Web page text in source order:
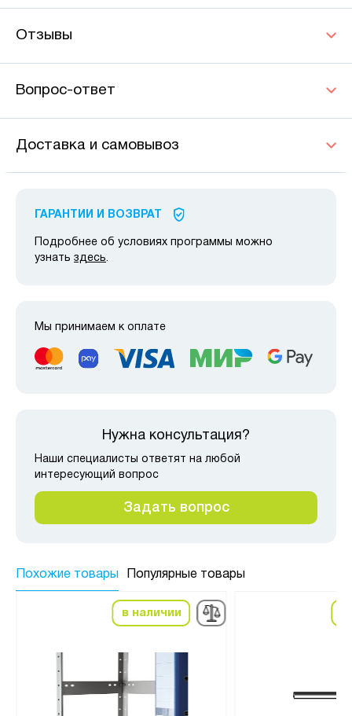
Отзывы
Вопрос-ответ
Доставка и самовывоз
ГАРАНТИИ И ВОЗВРАТ
Подробнее об условиях программы можно
узнать здесь.
Мы принимаем к оплате
Нужна консультация?
Наши специалисты ответят на любой
интересующий вопрос
Задать вопрос
Похожие товары Популярные товары
в наличии